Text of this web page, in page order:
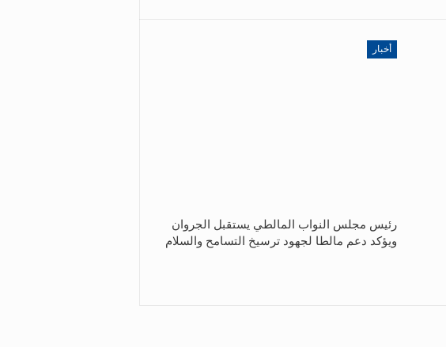
أخبار
رئيس مجلس النواب المالطي يستقبل الجروان
ويؤكد دعم مالطا لجهود ترسيخ التسامح والسلام